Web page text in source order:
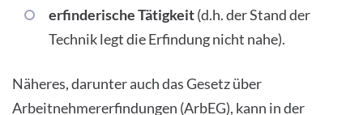
erfinderische Tätigkeit(d.h. der Stand der
Technik legt die Erfindung nicht nahe).
Näheres, darunter auch das Gesetz über
Arbeitnehmererfindungen (ArbEG), kann in der